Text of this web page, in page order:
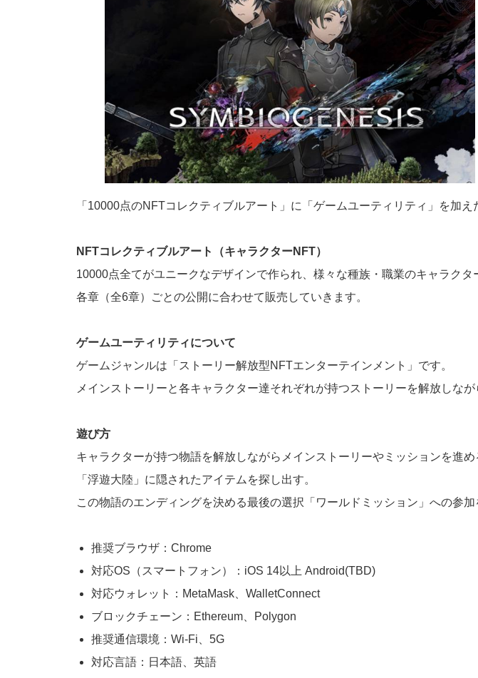
「10000点のNFTコレクティブルアート」に「ゲームユーティリティ」を加
NFTコレクティブルアート（キャラクターNFT）
10000点全てがユニークなデザインで作られ、様々な種族・職業のキャラク
各章（全6章）ごとの公開に合わせて販売していきます。
ゲームユーティリティについて
ゲームジャンルは「ストーリー解放型NFTエンターテインメント」です。
メインストーリーと各キャラクター達それぞれが持つストーリーを解放しなが
遊び方
キャラクターが持つ物語を解放しながらメインストーリーやミッションを進め
「浮遊大陸」に隠されたアイテムを探し出す。
この物語のエンディングを決める最後の選択「ワールドミッション」への参加
推奨ブラウザ：Chrome
対応OS（スマートフォン）：iOS 14以上 Android(TBD)
対応ウォレット：MetaMask、WalletConnect
ブロックチェーン：Ethereum、Polygon
推奨通信環境：Wi-Fi、5G
対応言語：日本語、英語